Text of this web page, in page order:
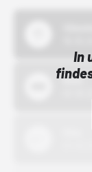
In
Bstn